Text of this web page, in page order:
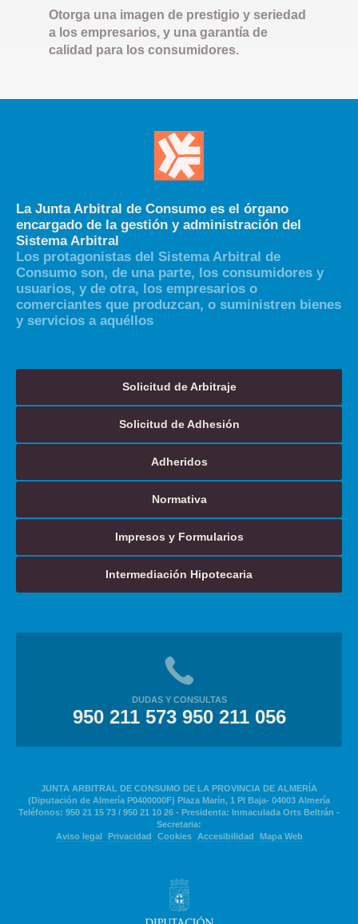
Otorga una imagen de prestigio y seriedad
a los empresarios, y una garantía de
calidad para los consumidores.
La Junta Arbitral de Consumo es el órgano
encargado de la gestión y administración del
Sistema Arbitral
Los protagonistas del Sistema Arbitral de
Consumo son, de una parte, los consumidores y
usuarios, y de otra, los empresarios o
comerciantes que produzcan, o suministren bienes
y servicios a aquéllos
Solicitud de Arbitraje
Solicitud de Adhesión
Adheridos
Normativa
Impresos y Formularios
Intermediación Hipotecaria
DUDAS Y CONSULTAS
950 211 573 950 211 056
JUNTA ARBITRAL DE CONSUMO DE LA PROVINCIA DE ALMERÍA
(Diputación de Almería P0400000F) Plaza Marín, 1 Pl Baja- 04003 Almería
Teléfonos: 950 21 15 73 / 950 21 10 26 - Presidenta: Inmaculada Orts Beltrán -
Secretaria:
Aviso legal
Privacidad Cookies Accesibilidad Mapa Web